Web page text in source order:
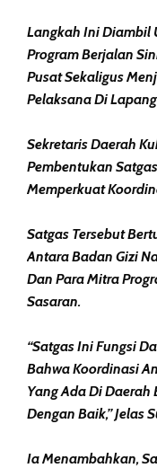
Langkah Ini Diambil
Program Berjalan
Pusat Sekaligus
Pelaksana Di
Sekretaris Daerah
Pembentukan
Memperkuat
Satgas Tersebut
Antara Badan Gizi
Dan Para Mitra
Sasaran.
“Satgas Ini Fungsi
Bahwa Koordinasi
Yang Ada Di Daerah
Dengan Baik,” Jelas
Ia Menambahkan,